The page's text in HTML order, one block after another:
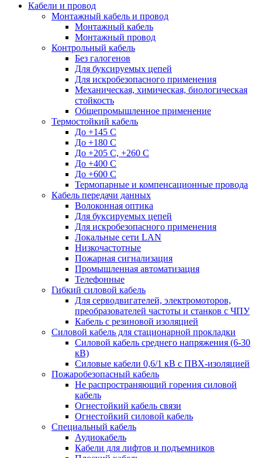
Кабели и провод
Монтажный кабель и провод
Монтажный кабель
Монтажный провод
Контрольный кабель
Без галогенов
Для буксируемых цепей
Для искробезопасного применения
Механическая, химическая, биологическая
стойкость
Общепромышленное применение
Термостойкий кабель
До +145 С
До +180 C
До +205 С, +260 С
До +400 C
До +600 С
Термопарные и компенсационные провода
Кабель передачи данных
Волоконная оптика
Для буксируемых цепей
Для искробезопасного применения
Локальные сети LAN
Низкочастотные
Пожарная сигнализация
Промышленная автоматизация
Телефонные
Гибкий силовой кабель
Для серводвигателей, электромоторов,
преобразователей частоты и станков с ЧПУ
Кабель с резиновой изоляцией
Силовой кабель для стационарной прокладки
Силовой кабель среднего напряжения (6-30
кВ)
Силовые кабели 0,6/1 кВ с ПВХ-изоляцией
Пожаробезопасный кабель
Не распространяющий горения силовой
кабель
Огнестойкий кабель связи
Огнестойкий силовой кабель
Специальный кабель
Аудиокабель
Кабели для лифтов и подъемников